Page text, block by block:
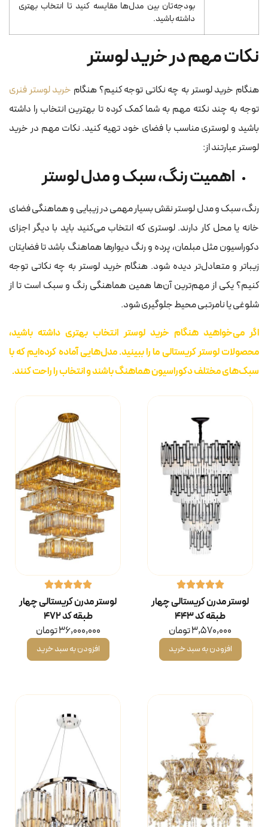
بودجه‌تان بین مدل‌ها مقایسه کنید تا انتخاب بهتری
داشته باشید.
نکات مهم در خرید لوستر
هنگام خرید لوستر به چه نکاتی توجه کنیم؟ هنگام خرید لوستر فنری
توجه به چند نکته مهم به شما کمک کرده تا بهترین انتخاب را داشته
باشید و لوستری مناسب با فضای خود تهیه کنید. نکات مهم در خرید
لوستر عبارتند از:
اهمیت رنگ، سبک و مدل لوستر
رنگ، سبک و مدل لوستر نقش بسیار مهمی در زیبایی و هماهنگی فضای
خانه یا محل کار دارند. لوستری که انتخاب می‌کنید باید با دیگر اجزای
دکوراسیون مثل مبلمان، پرده و رنگ دیوارها هماهنگ باشد تا فضایتان
زیباتر و متعادل‌تر دیده شود. هنگام خرید لوستر به چه نکاتی توجه
کنیم؟ یکی از مهم‌ترین آن‌ها همین هماهنگی رنگ و سبک است تا از
شلوغی یا نامرتبی محیط جلوگیری شود.
اگر می‌خواهید هنگام خرید لوستر انتخاب بهتری داشته باشید،
محصولات لوستر کریستالی ما را ببینید. مدل‌هایی آماده کرده‌ایم که با
سبک‌های مختلف دکوراسیون هماهنگ باشند و انتخاب را راحت کنند.
لوستر مدرن کریستالی چهار
طبقه کد ۴۴۳
3,570,000تومان
افزودن به سبد خرید
لوستر مدرن کریستالی چهار
طبقه کد ۴۷۲
36,000,000تومان
افزودن به سبد خرید